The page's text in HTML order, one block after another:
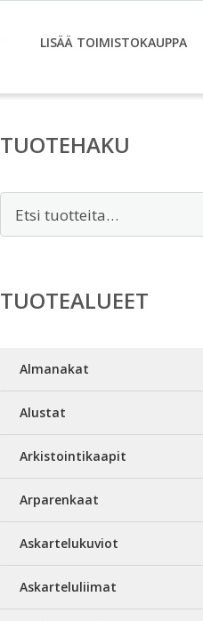
LISÄÄ TOIMISTOKAUPPA
TUOTEHAKU
TUOTEALUEET
Almanakat
Alustat
Arkistointikaapit
Arparenkaat
Askartelukuviot
Askarteluliimat